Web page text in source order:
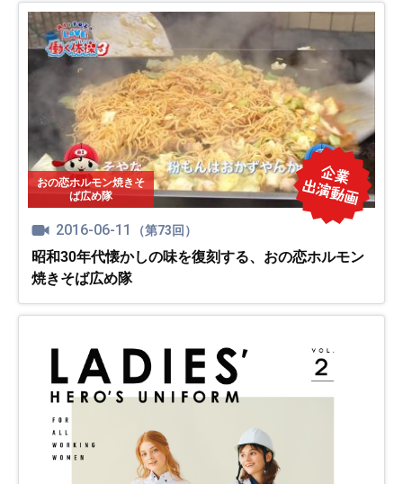
おの恋ホルモン焼きそ
ば広め隊
2016-06-11 （第73回）
昭和30年代懐かしの味を復刻する、おの恋ホルモン
焼きそば広め隊